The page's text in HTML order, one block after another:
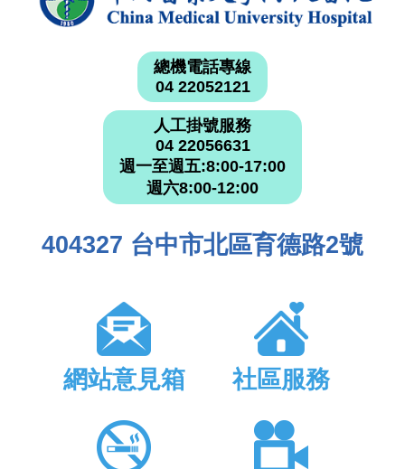
總機電話專線
04 22052121
人工掛號服務
04 22056631
週一至週五:8:00-17:00
週六8:00-12:00
404327 台中市北區育德路2號
網站意見箱 社區服務